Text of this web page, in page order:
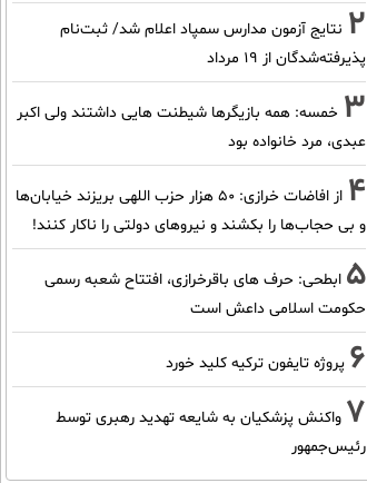
2 نتایج آزمون مدارس سمپاد اعلام شد/ ثبت‌نام
پذیرفته‌شدگان از ۱۹ مرداد
3 خمسه: همه بازیگرها شیطنت هایی داشتند ولی اکبر
عبدی، مرد خانواده بود
4
از افاضات خرازی: ۵۰ هزار حزب اللهی بریزند خیابان‌ها
و بی حجاب‌ها را بکشند و نیرو‌های دولتی را ناکار کنند!
5 ابطحی: حرف های باقرخرازی، افتتاح شعبه رسمی
حکومت اسلامی داعش است
6 پروژه تایفون ترکیه کلید خورد
7 واکنش پزشکیان به شایعه تهدید رهبری توسط
رئیس‌جمهور